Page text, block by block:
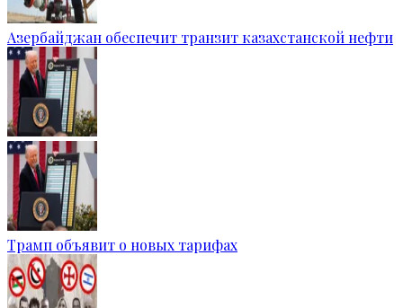
Азербайджан обеспечит транзит казахстанской нефти
Трамп объявит о новых тарифах